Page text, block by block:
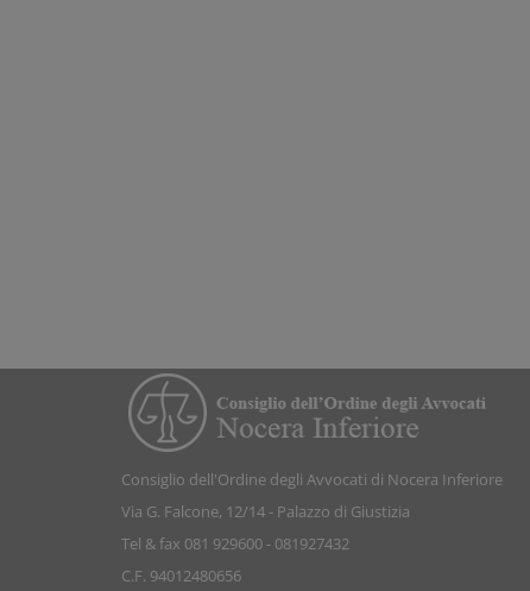
Consiglio dell'Ordine degli Avvocati di Nocera Inferiore
Via G. Falcone, 12/14 - Palazzo di Giustizia
Tel & fax 081 929600 - 081927432
C.F. 94012480656